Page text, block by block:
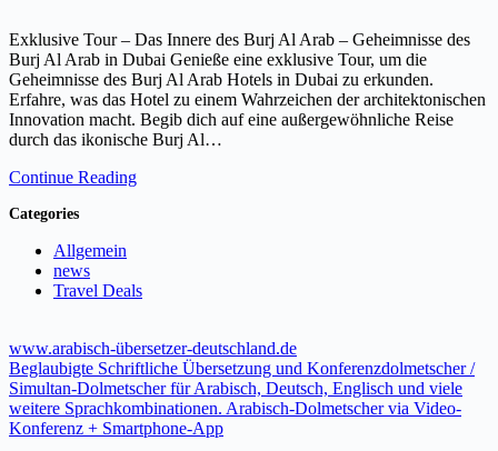
Exklusive Tour – Das Innere des Burj Al Arab – Geheimnisse des
Burj Al Arab in Dubai Genieße eine exklusive Tour, um die
Geheimnisse des Burj Al Arab Hotels in Dubai zu erkunden.
Erfahre, was das Hotel zu einem Wahrzeichen der architektonischen
Innovation macht. Begib dich auf eine außergewöhnliche Reise
durch das ikonische Burj Al…
Continue Reading
Categories
Allgemein
news
Travel Deals
www.arabisch-übersetzer-deutschland.de
Beglaubigte Schriftliche Übersetzung und Konferenzdolmetscher /
Simultan-Dolmetscher für Arabisch, Deutsch, Englisch und viele
weitere Sprachkombinationen. Arabisch-Dolmetscher via Video-
Konferenz + Smartphone-App